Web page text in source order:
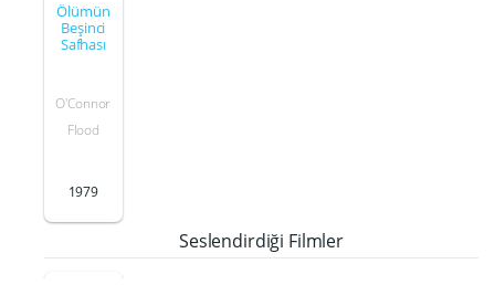
Ölümün
Beşinci
Safhası
O'Connor
Flood
1979
Seslendirdiği Filmler